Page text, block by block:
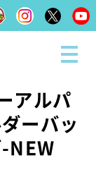
アルパ
ーバッ
NEW